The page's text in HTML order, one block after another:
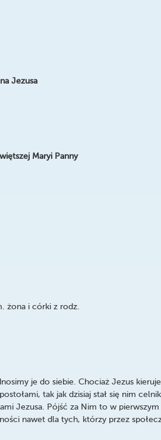
Jezusa
Maryi Panny
żona i córki z rodz.
je do siebie. Chociaż Jezus
tak jak dzisiaj stał się nim
Jezusa. Pójść za Nim to w pierwszym
nawet dla tych, którzy przez